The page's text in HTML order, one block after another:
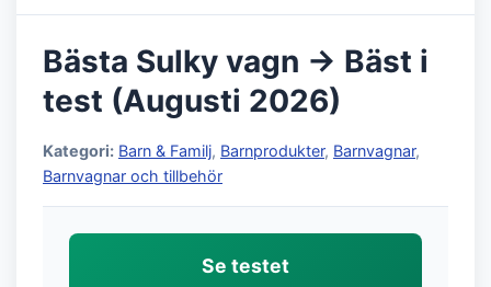
Bästa Sulky vagn → Bäst i
test (Augusti 2026)
Kategori: Barn & Familj, Barnprodukter, Barnvagnar,
Barnvagnar och tillbehör
Se testet